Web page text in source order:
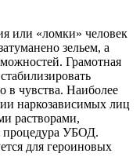
или «ломки» человек
зельем, а
Грамотная
в чувства. Наиболее
наркозависимых лиц
растворами,
процедура УБОД.
для героиновых